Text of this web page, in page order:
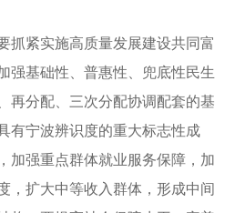
抓紧实施高质量发展建设共同富
强基础性、普惠性、兜底性民生
再分配、三次分配协调配套的基
有宁波辨识度的重大标志性成
加强重点群体就业服务保障，加
，扩大中等收入群体，形成中间